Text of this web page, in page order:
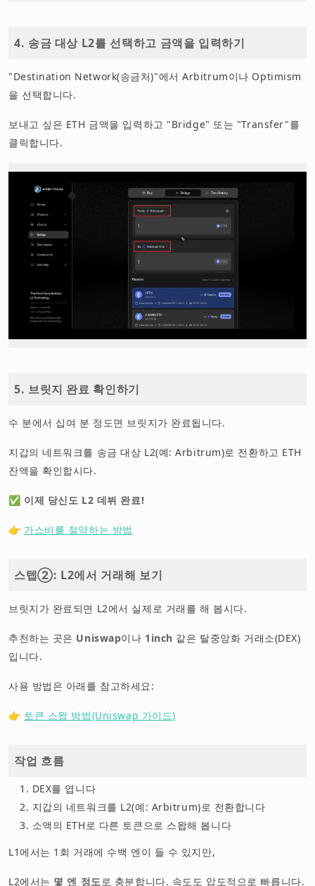
4. 송금 대상 L2를 선택하고 금액을 입력하기
"Destination Network(송금처)"에서 Arbitrum이나 Optimism
을 선택합니다.
보내고 싶은 ETH 금액을 입력하고 "Bridge" 또는 "Transfer"를
클릭합니다.
5. 브릿지 완료 확인하기
수 분에서 십여 분 정도면 브릿지가 완료됩니다.
지갑의 네트워크를 송금 대상 L2(예: Arbitrum)로 전환하고 ETH
잔액을 확인합시다.
✅ 이제 당신도 L2 데뷔 완료!
👉 가스비를 절약하는 방법
스텝②: L2에서 거래해 보기
브릿지가 완료되면 L2에서 실제로 거래를 해 봅시다.
추천하는 곳은 Uniswap이나 1inch 같은 탈중앙화 거래소(DEX)
입니다.
사용 방법은 아래를 참고하세요:
👉 토큰 스왑 방법(Uniswap 가이드)
작업 흐름
DEX를 엽니다
지갑의 네트워크를 L2(예: Arbitrum)로 전환합니다
소액의 ETH로 다른 토큰으로 스왑해 봅니다
L1에서는 1회 거래에 수백 엔이 들 수 있지만,
L2에서는 몇 엔 정도로 충분합니다. 속도도 압도적으로 빠릅니다.